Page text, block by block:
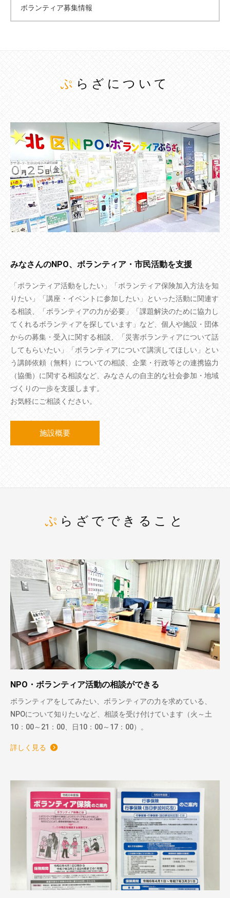
ボランティア募集情報
ぷらざについて
みなさんのNPO、ボランティア・市民活動を支援
「ボランティア活動をしたい」「ボランティア保険加入方法を知
りたい」「講座・イベントに参加したい」といった活動に関連す
る相談、「ボランティアの力が必要」「課題解決のために協力し
てくれるボランティアを探しています」など、個人や施設・団体
からの募集・受入に関する相談、「災害ボランティアについて話
してもらいたい」「ボランティアについて講演してほしい」とい
う講師依頼（無料）についての相談、企業・行政等との連携協力
（協働）に関する相談など、みなさんの自主的な社会参加・地域
づくりの一歩を支援します。
お気軽にご相談ください。
施設概要
ぷらざでできること
NPO・ボランティア活動の相談ができる
ボランティアをしてみたい、ボランティアの力を求めている、
NPOについて知りたいなど、相談を受け付けています（火～土
10：00～21：00、日10：00～17：00）。
詳しく見る